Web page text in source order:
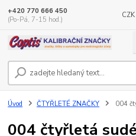
+420 770 666 450
(Po-Pá, 7-15 hod.)
Úvod ČTYŘLETÉ ZNAČKY 004
004 čtyřletá